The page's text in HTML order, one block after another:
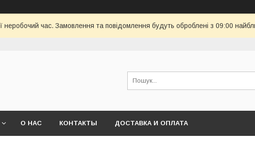
неробочий час. Замовлення та повідомлення будуть оброблені з 09:00
О НАС КОНТАКТЫ ДОСТАВКА И ОПЛАТА